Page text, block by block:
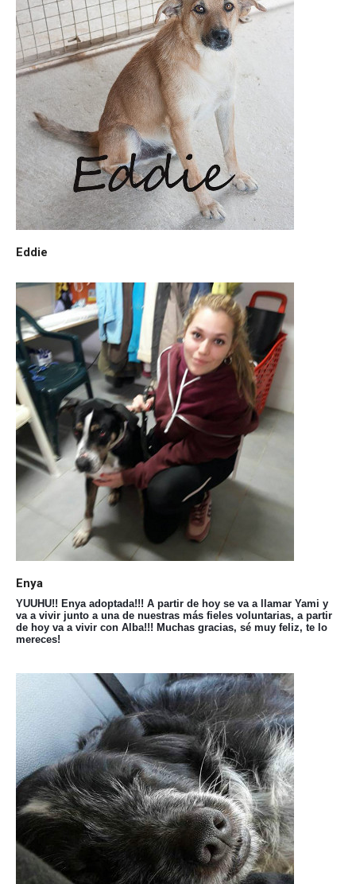
Eddie
Enya
YUUHU!! Enya adoptada!!! A partir de hoy se va a llamar Yami y
va a vivir junto a una de nuestras más fieles voluntarias, a partir
de hoy va a vivir con Alba!!! Muchas gracias, sé muy feliz, te lo
mereces!